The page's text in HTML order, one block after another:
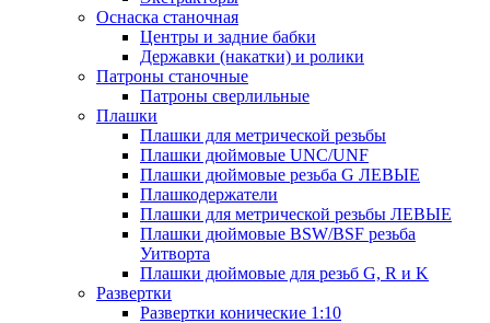
Оснаска станочная
Центры и задние бабки
Державки (накатки) и ролики
Патроны станочные
Патроны сверлильные
Плашки
Плашки для метрической резьбы
Плашки дюймовые UNC/UNF
Плашки дюймовые резьба G ЛЕВЫЕ
Плашкодержатели
Плашки для метрической резьбы ЛЕВЫЕ
Плашки дюймовые BSW/BSF резьба
Уитворта
Плашки дюймовые для резьб G, R и K
Развертки
Развертки конические 1:10